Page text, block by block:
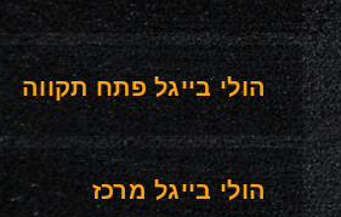
הולי בייגל פתח תקווה
הולי בייגל מרכז